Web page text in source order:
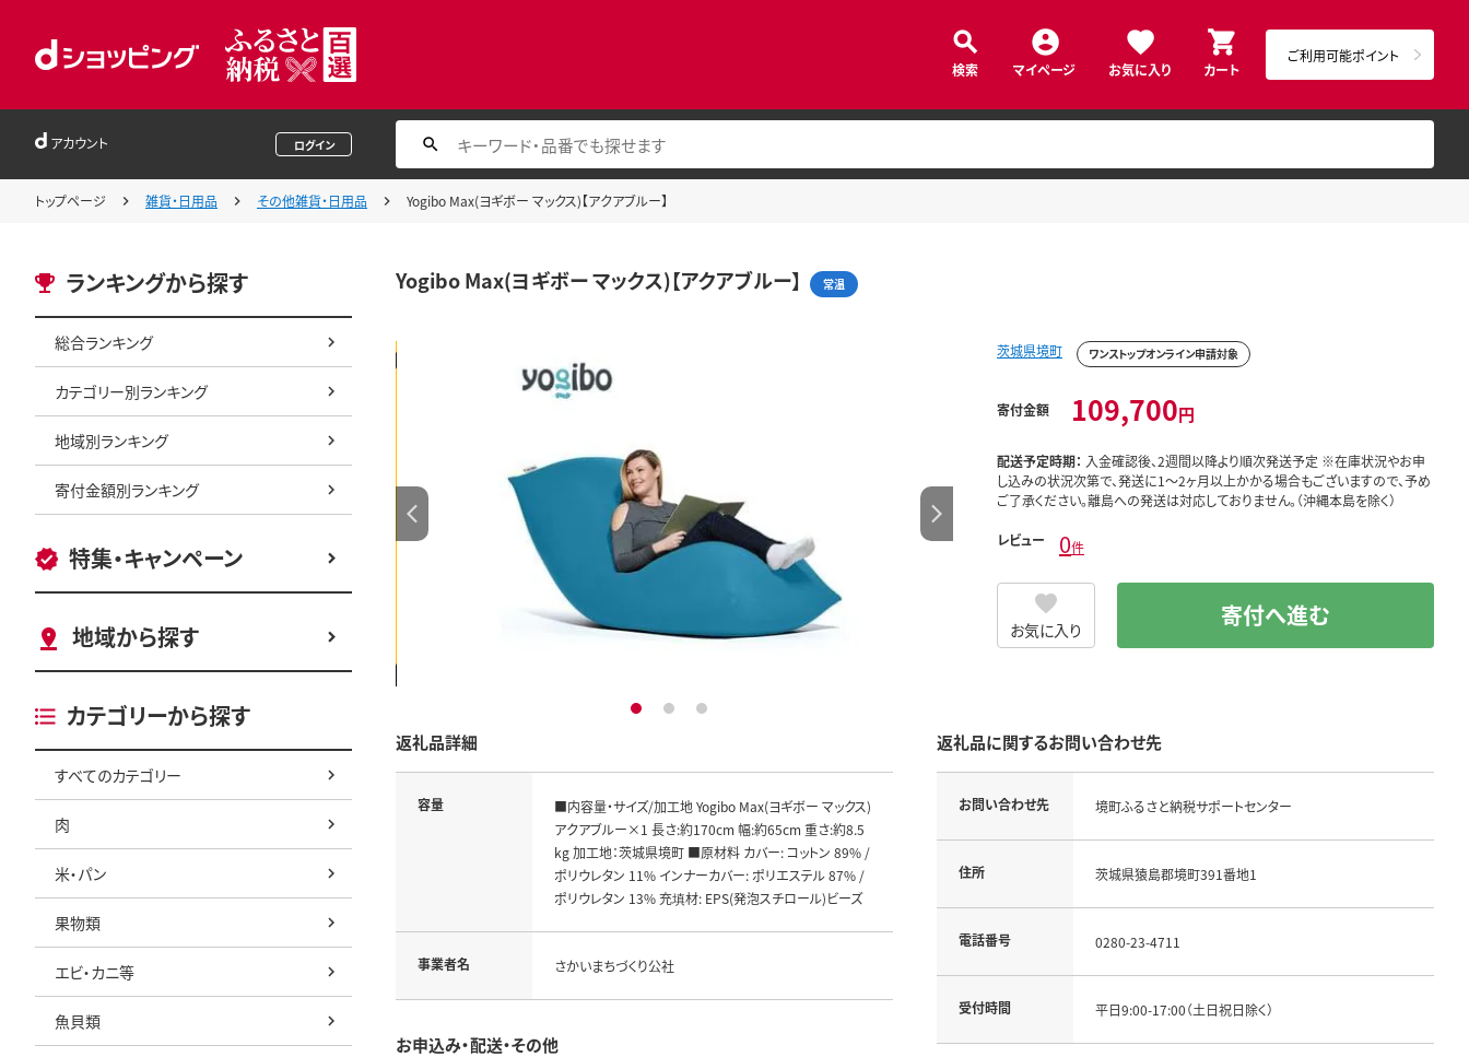
検索 マイページ お気に入り カート
ご利用可能ポイント
アカウント ログイン
トップページ 雑貨・日用品 その他雑貨・日用品 Yogibo Max(ヨギボー マックス)【アクアブルー】
ランキングから探す
総合ランキング
カテゴリー別ランキング
地域別ランキング
寄付金額別ランキング
特集・キャンペーン
地域から探す
カテゴリーから探す
すべてのカテゴリー
肉
米・パン
果物類
エビ・カニ等
魚貝類
Yogibo Max(ヨギボー マックス)【アクアブルー】 常温
1 2 3
茨城県境町 ワンストップオンライン申請対象
寄付金額 109,700円
配送予定時期： 入金確認後、2週間以降より順次発送予定 ※在庫状況やお申
し込みの状況次第で、発送に1～2ヶ月以上かかる場合もございますので、予め
ご了承ください。離島への発送は対応しておりません。（沖縄本島を除く）
レビュー 0件
お気に入り 寄付へ進む
返礼品詳細
容量
■内容量・サイズ/加工地 Yogibo Max(ヨギボー マックス)
アクアブルー×1 長さ:約170cm 幅:約65cm 重さ:約8.5
kg 加工地：茨城県境町 ■原材料 カバー: コットン 89% /
ポリウレタン 11% インナーカバー: ポリエステル 87% /
ポリウレタン 13% 充填材: EPS(発泡スチロール)ビーズ
事業者名 さかいまちづくり公社
お申込み・配送・その他
返礼品に関するお問い合わせ先
お問い合わせ先 境町ふるさと納税サポートセンター
住所 茨城県猿島郡境町391番地1
電話番号 0280-23-4711
受付時間 平日9:00-17:00（土日祝日除く）